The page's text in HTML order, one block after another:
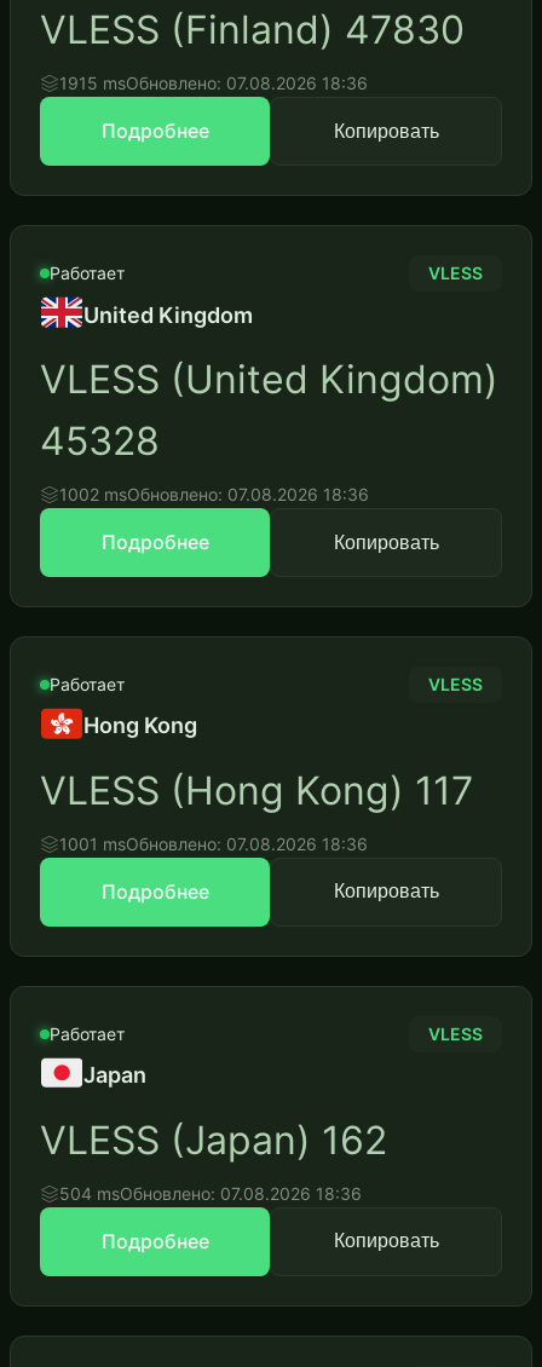
VLESS (Finland) 47830
1915 msОбновлено: 07.08.2026 18:36
Подробнее Копировать
Работает VLESS
United Kingdom
VLESS (United Kingdom)
45328
1002 msОбновлено: 07.08.2026 18:36
Подробнее Копировать
Работает VLESS
Hong Kong
VLESS (Hong Kong) 117
1001 msОбновлено: 07.08.2026 18:36
Подробнее Копировать
Работает VLESS
Japan
VLESS (Japan) 162
504 msОбновлено: 07.08.2026 18:36
Подробнее Копировать